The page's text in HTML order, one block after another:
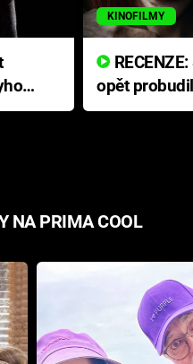
KINOFILMY
opět
přichází s
NA PRIMA COOL